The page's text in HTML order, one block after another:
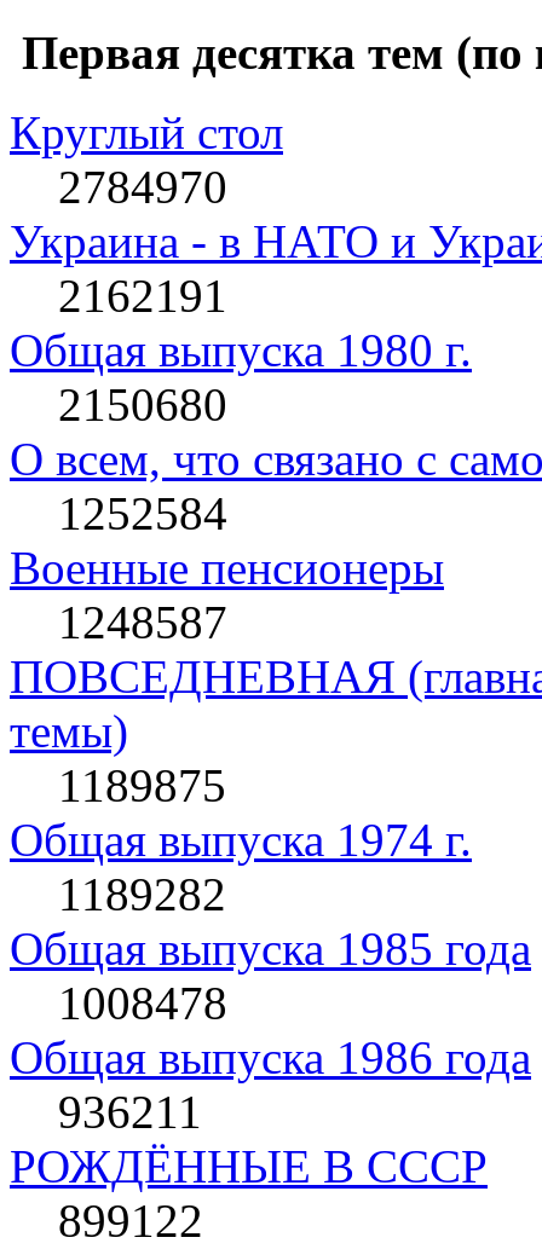
Первая десятка тем (по
Круглый стол
2784970
Украина - в НАТО и
2162191
Общая выпуска 1980 г.
2150680
О всем, что связано с
1252584
Военные пенсионеры
1248587
ПОВСЕДНЕВНАЯ
темы)
1189875
Общая выпуска 1974 г.
1189282
Общая выпуска 1985 года
1008478
Общая выпуска 1986 года
936211
РОЖДЁННЫЕ В СССР
899122